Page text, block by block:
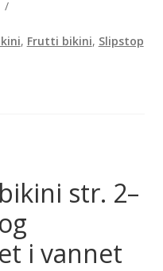
, Frutti bikini, Slipstop
str. 2–
i vannet